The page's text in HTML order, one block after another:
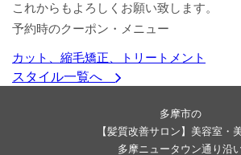
これからもよろしくお願い致します。
予約時のクーポン・メニュー
カット、縮毛矯正、トリートメント
スタイル一覧へ
多摩市の
【髪質改善サロン】美容室・
多摩ニュータウン通り沿